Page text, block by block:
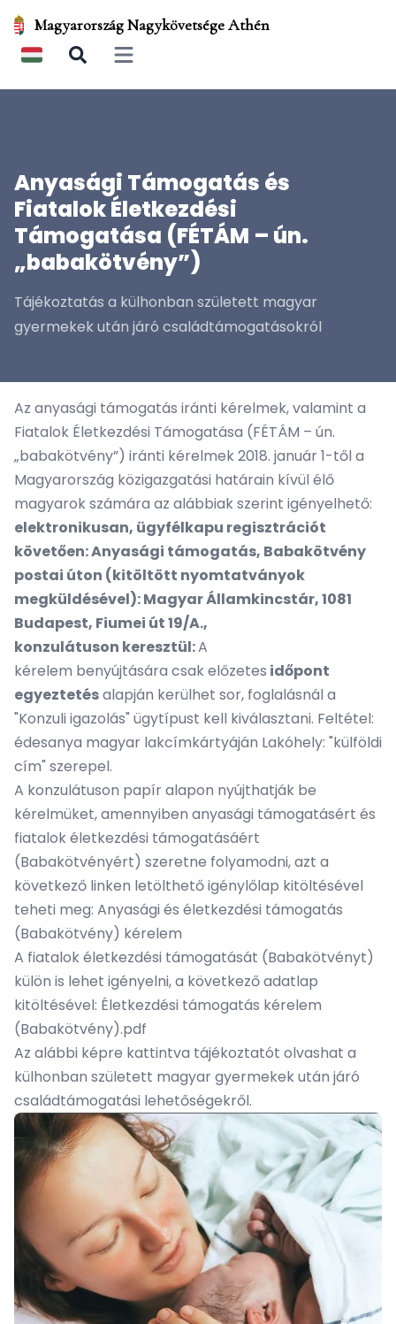
Magyarország Nagykövetsége Athén
Open main menu
Anyasági Támogatás és
Fiatalok Életkezdési
Támogatása (FÉTÁM – ún.
„babakötvény”)
Tájékoztatás a külhonban született magyar
gyermekek után járó családtámogatásokról
Az anyasági támogatás iránti kérelmek, valamint a
Fiatalok Életkezdési Támogatása (FÉTÁM – ún.
„babakötvény”) iránti kérelmek 2018. január 1-től a
Magyarország közigazgatási határain kívül élő
magyarok számára az alábbiak szerint igényelhető:
elektronikusan, ügyfélkapu regisztrációt
követően:Anyasági támogatás, Babakötvény
postai úton (kitöltött nyomtatványok
megküldésével): Magyar Államkincstár, 1081
Budapest, Fiumei út 19/A.,
konzulátuson keresztül:A
kérelem benyújtására csak előzetes időpont
egyeztetésalapján kerülhet sor, foglalásnál a
"Konzuli igazolás" ügytípust kell kiválasztani. Feltétel:
édesanya magyar lakcímkártyáján Lakóhely: "külföldi
cím" szerepel.
A konzulátuson papír alapon nyújthatják be
kérelmüket, amennyiben anyasági támogatásért és
fiatalok életkezdési támogatásáért
(Babakötvényért) szeretne folyamodni, azt a
következő linken letölthető igénylőlap kitöltésével
teheti meg: Anyasági és életkezdési támogatás
(Babakötvény) kérelem
A fiatalok életkezdési támogatását (Babakötvényt)
külön is lehet igényelni, a következő adatlap
kitöltésével: Életkezdési támogatás kérelem
(Babakötvény).pdf
Az alábbi képre kattintva tájékoztatót olvashat a
külhonban született magyar gyermekek után járó
családtámogatási lehetőségekről.